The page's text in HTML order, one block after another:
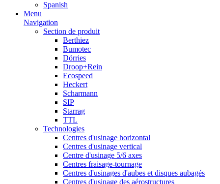
Spanish
Menu
Navigation
Section de produit
Berthiez
Bumotec
Dörries
Droop+Rein
Ecospeed
Heckert
Scharmann
SIP
Starrag
TTL
Technologies
Centres d'usinage horizontal
Centres d'usinage vertical
Centre d'usinage 5/6 axes
Centres fraisage-tournage
Centres d'usinages d'aubes et disques aubagés
Centres d'usinage des aérostructures